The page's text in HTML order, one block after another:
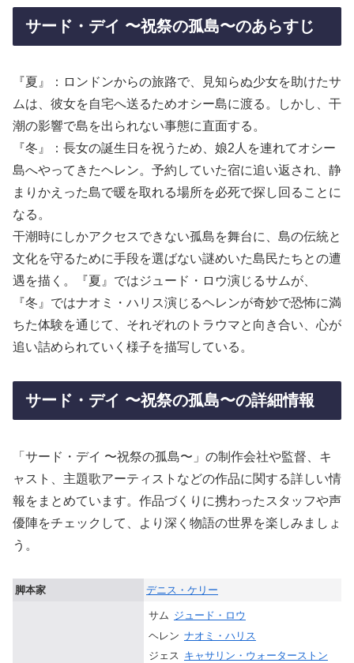
サード・デイ 〜祝祭の孤島〜のあらすじ
『夏』：ロンドンからの旅路で、見知らぬ少女を助けたサ
ムは、彼女を自宅へ送るためオシー島に渡る。しかし、干
潮の影響で島を出られない事態に直面する。
『冬』：長女の誕生日を祝うため、娘2人を連れてオシー
島へやってきたヘレン。予約していた宿に追い返され、静
まりかえった島で暖を取れる場所を必死で探し回ることに
なる。
干潮時にしかアクセスできない孤島を舞台に、島の伝統と
文化を守るために手段を選ばない謎めいた島民たちとの遭
遇を描く。『夏』ではジュード・ロウ演じるサムが、
『冬』ではナオミ・ハリス演じるヘレンが奇妙で恐怖に満
ちた体験を通じて、それぞれのトラウマと向き合い、心が
追い詰められていく様子を描写している。
サード・デイ 〜祝祭の孤島〜の詳細情報
「サード・デイ 〜祝祭の孤島〜」の制作会社や監督、キ
ャスト、主題歌アーティストなどの作品に関する詳しい情
報をまとめています。作品づくりに携わったスタッフや声
優陣をチェックして、より深く物語の世界を楽しみましょ
う。
脚本家 デニス・ケリー
サム ジュード・ロウ
ヘレン ナオミ・ハリス
ジェス キャサリン・ウォーターストン